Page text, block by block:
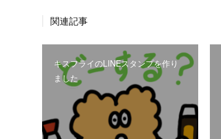
関連記事
キスフライのLINEスタンプを作り
ました